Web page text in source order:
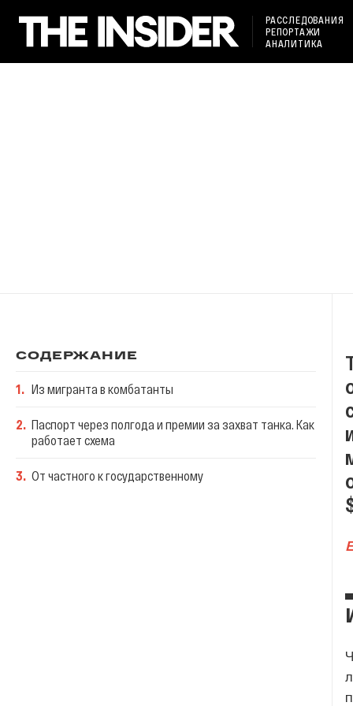
РАССЛЕДОВАНИЯ
РЕПОРТАЖИ
АНАЛИТИКА
СОДЕРЖАНИЕ
1. Из мигранта в комбатанты
2. Паспорт через полгода и премии за захват танка. Как
работает схема
3. От частного к государственному